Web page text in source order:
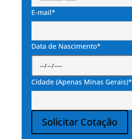
E-mail*
Data de Nascimento*
Cidade (Apenas Minas Gerais)*
Solicitar Cotação